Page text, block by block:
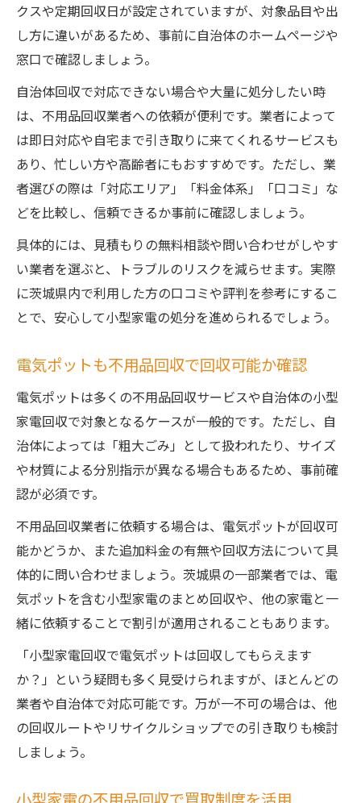
クスや定期回収日が設定されていますが、対象品目や出
し方に違いがあるため、事前に自治体のホームページや
窓口で確認しましょう。
自治体回収で対応できない場合や大量に処分したい時
は、不用品回収業者への依頼が便利です。業者によって
は即日対応や自宅まで引き取りに来てくれるサービスも
あり、忙しい方や高齢者にもおすすめです。ただし、業
者選びの際は「対応エリア」「料金体系」「口コミ」な
どを比較し、信頼できるか事前に確認しましょう。
具体的には、見積もりの無料相談や問い合わせがしやす
い業者を選ぶと、トラブルのリスクを減らせます。実際
に茨城県内で利用した方の口コミや評判を参考にするこ
とで、安心して小型家電の処分を進められるでしょう。
電気ポットも不用品回収で回収可能か確認
電気ポットは多くの不用品回収サービスや自治体の小型
家電回収で対象となるケースが一般的です。ただし、自
治体によっては「粗大ごみ」として扱われたり、サイズ
や材質による分別指示が異なる場合もあるため、事前確
認が必須です。
不用品回収業者に依頼する場合は、電気ポットが回収可
能かどうか、また追加料金の有無や回収方法について具
体的に問い合わせましょう。茨城県の一部業者では、電
気ポットを含む小型家電のまとめ回収や、他の家電と一
緒に依頼することで割引が適用されることもあります。
「小型家電回収で電気ポットは回収してもらえます
か？」という疑問も多く見受けられますが、ほとんどの
業者や自治体で対応可能です。万が一不可の場合は、他
の回収ルートやリサイクルショップでの引き取りも検討
しましょう。